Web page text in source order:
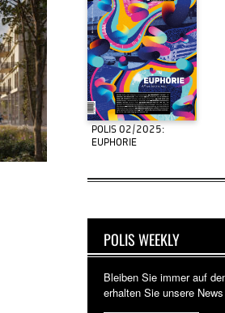
POLIS 02/2025:
EUPHORIE
POLIS WEEKLY
Bleiben Sie immer auf
erhalten Sie unsere